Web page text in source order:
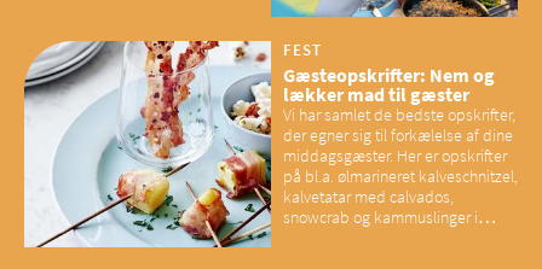
have konsekvenser for vores
sociale fællesskaber
FEST
Gæsteopskrifter: Nem og
lækker mad til gæster
Vi har samlet de bedste opskrifter,
der egner sig til forkælelse af dine
middagsgæster. Her er opskrifter
på bl.a. ølmarineret kalveschnitzel,
kalvetatar med calvados,
snowcrab og kammuslinger i